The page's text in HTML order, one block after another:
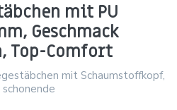
mit PU
Geschmack
Top-Comfort
mit Schaumstoffkopf,